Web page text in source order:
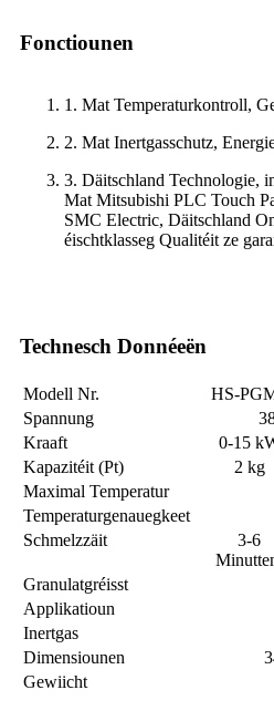
Fonctiounen
1. Mat Temperaturkontroll,
2. Mat Inertgasschutz,
3. Däitschland Technologie,
Mat Mitsubishi PLC Touch
SMC Electric, Däitschland
éischtklasseg Qualitéit ze
Technesch Donnéeën
Modell Nr. HS-
Spannung
Kraaft
0-15
Kapazitéit (Pt)
2 kg
Maximal Temperatur
Temperaturgenauegkeet
Schmelzzäit
3-6
Granulatgréisst
Applikatioun
Inertgas
Dimensiounen
Gewiicht